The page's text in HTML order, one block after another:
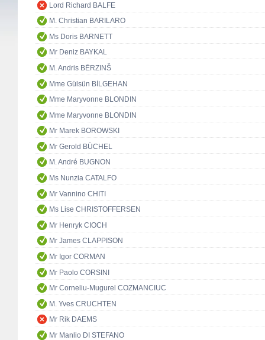
Lord Richard BALFE
M. Christian BARILARO
Ms Doris BARNETT
Mr Deniz BAYKAL
M. Andris BĒRZINŠ
Mme Gülsün BİLGEHAN
Mme Maryvonne BLONDIN
Mme Maryvonne BLONDIN
Mr Marek BOROWSKI
Mr Gerold BÜCHEL
M. André BUGNON
Ms Nunzia CATALFO
Mr Vannino CHITI
Ms Lise CHRISTOFFERSEN
Mr Henryk CIOCH
Mr James CLAPPISON
Mr Igor CORMAN
Mr Paolo CORSINI
Mr Corneliu-Mugurel COZMANCIUC
M. Yves CRUCHTEN
Mr Rik DAEMS
Mr Manlio DI STEFANO